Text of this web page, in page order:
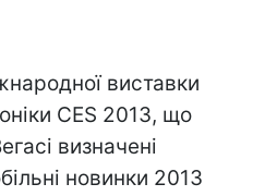
виставки
CES 2013, що
визначені
новинки 2013